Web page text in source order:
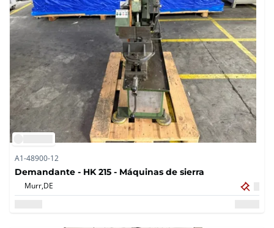
A1-48900-12
Demandante - HK 215 - Máquinas de sierra
Murr,DE